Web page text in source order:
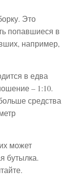
Это
попавшиеся в
например,
в едва
– 1:10.
средства
может
бутылка.